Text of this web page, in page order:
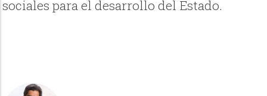
sociales para el desarrollo del Estado.